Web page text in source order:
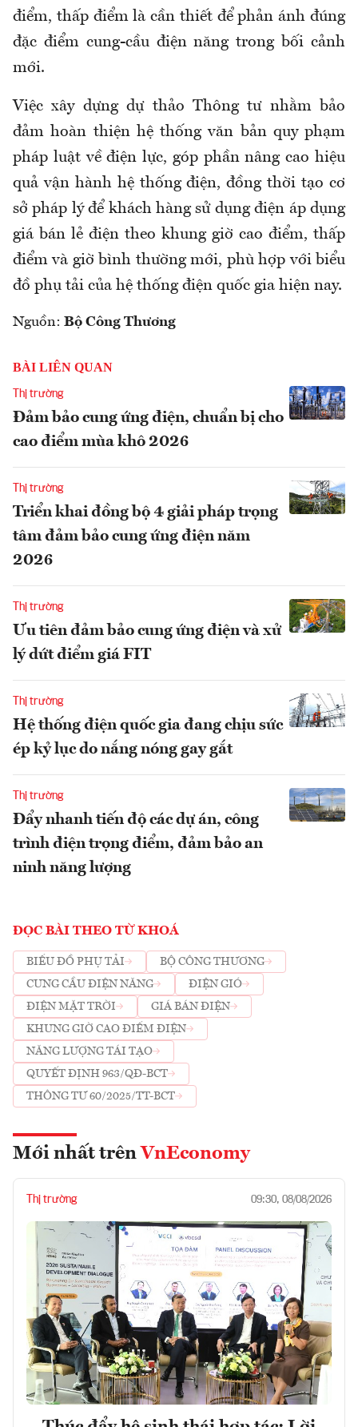
điểm, thấp điểm là cần thiết để phản ánh đúng
đặc điểm cung-cầu điện năng trong bối cảnh
mới.
Việc xây dựng dự thảo Thông tư nhằm bảo
đảm hoàn thiện hệ thống văn bản quy phạm
pháp luật về điện lực, góp phần nâng cao hiệu
quả vận hành hệ thống điện, đồng thời tạo cơ
sở pháp lý để khách hàng sử dụng điện áp dụng
giá bán lẻ điện theo khung giờ cao điểm, thấp
điểm và giờ bình thường mới, phù hợp với biểu
đồ phụ tải của hệ thống điện quốc gia hiện nay.
Nguồn: Bộ Công Thương
BÀI LIÊN QUAN
Thị trường
Đảm bảo cung ứng điện, chuẩn bị cho
cao điểm mùa khô 2026
Thị trường
Triển khai đồng bộ 4 giải pháp trọng
tâm đảm bảo cung ứng điện năm
2026
Thị trường
Ưu tiên đảm bảo cung ứng điện và xử
lý dứt điểm giá FIT
Thị trường
Hệ thống điện quốc gia đang chịu sức
ép kỷ lục do nắng nóng gay gắt
Thị trường
Đẩy nhanh tiến độ các dự án, công
trình điện trọng điểm, đảm bảo an
ninh năng lượng
ĐỌC BÀI THEO TỪ KHOÁ
BIỂU ĐỒ PHỤ TẢI
BỘ CÔNG THƯƠNG
CUNG CẦU ĐIỆN NĂNG
ĐIỆN GIÓ
ĐIỆN MẶT TRỜI
GIÁ BÁN ĐIỆN
KHUNG GIỜ CAO ĐIỂM ĐIỆN
NĂNG LƯỢNG TÁI TẠO
QUYẾT ĐỊNH 963/QĐ-BCT
THÔNG TƯ 60/2025/TT-BCT
Mới nhất trên VnEconomy
Thị trường 09:30, 08/08/2026